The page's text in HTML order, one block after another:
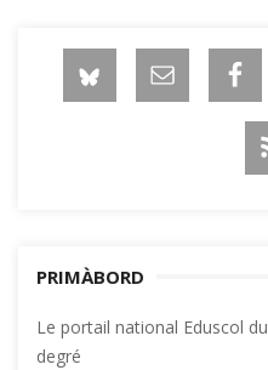
PRIMÀBORD
Le portail national Eduscol
degré